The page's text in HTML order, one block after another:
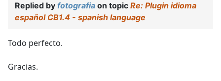
Replied by fotografia on topic Re: Plugin idioma
español CB1.4 - spanish language
Todo perfecto.
Gracias.